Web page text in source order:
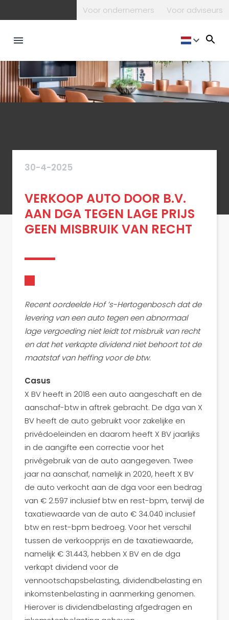
Voor ondernemers Voor adviseurs
30-4-2025
VERKOOP AUTO DOOR B.V.
AAN DGA TEGEN LAGE PRIJS
GEEN MISBRUIK VAN RECHT
Recent oordeelde Hof ’s-Hertogenbosch dat de
levering van een auto tegen een abnormaal
lage vergoeding niet leidt tot misbruik van recht
en dat het verkapte dividend niet behoort tot de
maatstaf van heffing voor de btw.
Casus
X BV heeft in 2018 een auto aangeschaft en de
aanschaf-btw in aftrek gebracht. De dga van X
BV heeft de auto gebruikt voor zakelijke en
privédoeleinden en daarom heeft X BV jaarlijks
in de aangifte een correctie voor het
privégebruik van de auto aangegeven. Twee
jaar na aanschaf, namelijk in 2020, heeft X BV
de auto verkocht aan de dga voor een bedrag
van € 2.597 inclusief btw en rest-bpm, terwijl de
taxatiewaarde van de auto € 34.040 inclusief
btw en rest-bpm bedroeg. Voor het verschil
tussen de verkoopprijs en de taxatiewaarde,
namelijk € 31.443, hebben X BV en de dga
verkapt dividend voor de
vennootschapsbelasting, dividendbelasting en
inkomstenbelasting in aanmerking genomen.
Hierover is dividendbelasting afgedragen en